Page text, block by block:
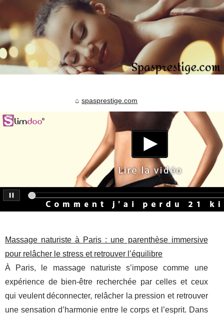
spasprestige.com
Massage naturiste à Paris : une parenthèse immersive
pour relâcher le stress et retrouver l’équilibre
À Paris, le massage naturiste s’impose comme une
expérience de bien-être recherchée par celles et ceux
qui veulent déconnecter, relâcher la pression et retrouver
une sensation d’harmonie entre le corps et l’esprit. Dans